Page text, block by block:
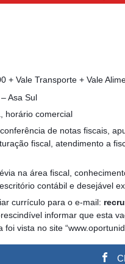
+ Vale Transporte + Vale
Asa Sul
horário comercial
de notas fiscais,
fiscal, atendimento a
na área fiscal,
contábil e desejável
currículo para o e-mail:
informar que esta
vista no site